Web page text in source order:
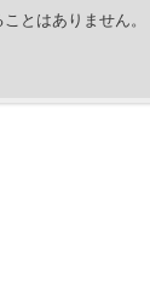
とはありません。